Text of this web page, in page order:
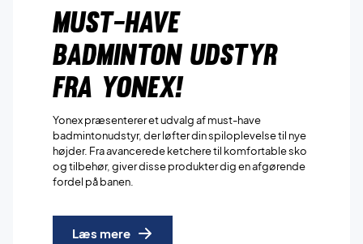
Must-Have
Badminton Udstyr
fra Yonex!
Yonex præsenterer et udvalg af must-have
badmintonudstyr, der løfter din spiloplevelse til nye
højder. Fra avancerede ketchere til komfortable sko
og tilbehør, giver disse produkter dig en afgørende
fordel på banen.
Læs mere